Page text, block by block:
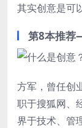
其实创意是可
第8本推荐
方军，曾任创
职于搜狐网、
界于技术、管